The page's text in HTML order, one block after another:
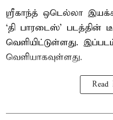
ஸ்ரீகாந்த் ஒடெல்லா
‘தி பாரடைஸ்’ படத்தின்
வெளியிட்டுள்ளது.
வெளியாகவுள்ளது.
Read